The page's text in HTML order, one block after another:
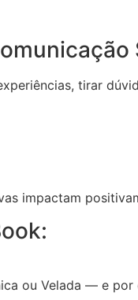
tirar
impactam
ou Velada — e